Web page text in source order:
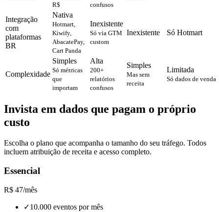
R$
confusos
Integração
com
plataformas
BR
Nativa
Hotmart,
Kiwify,
AbacatePay,
Cart Panda
Inexistente
Só via GTM
custom
Inexistente Só Hotmart
Complexidade
Simples
Só métricas
que
importam
Alta
200+
relatórios
confusos
Simples
Mas sem
receita
Limitada
Só dados de venda
Invista em dados que pagam o próprio
custo
Escolha o plano que acompanha o tamanho do seu tráfego. Todos
incluem atribuição de receita e acesso completo.
Essencial
R$ 47/mês
✓10.000 eventos por mês